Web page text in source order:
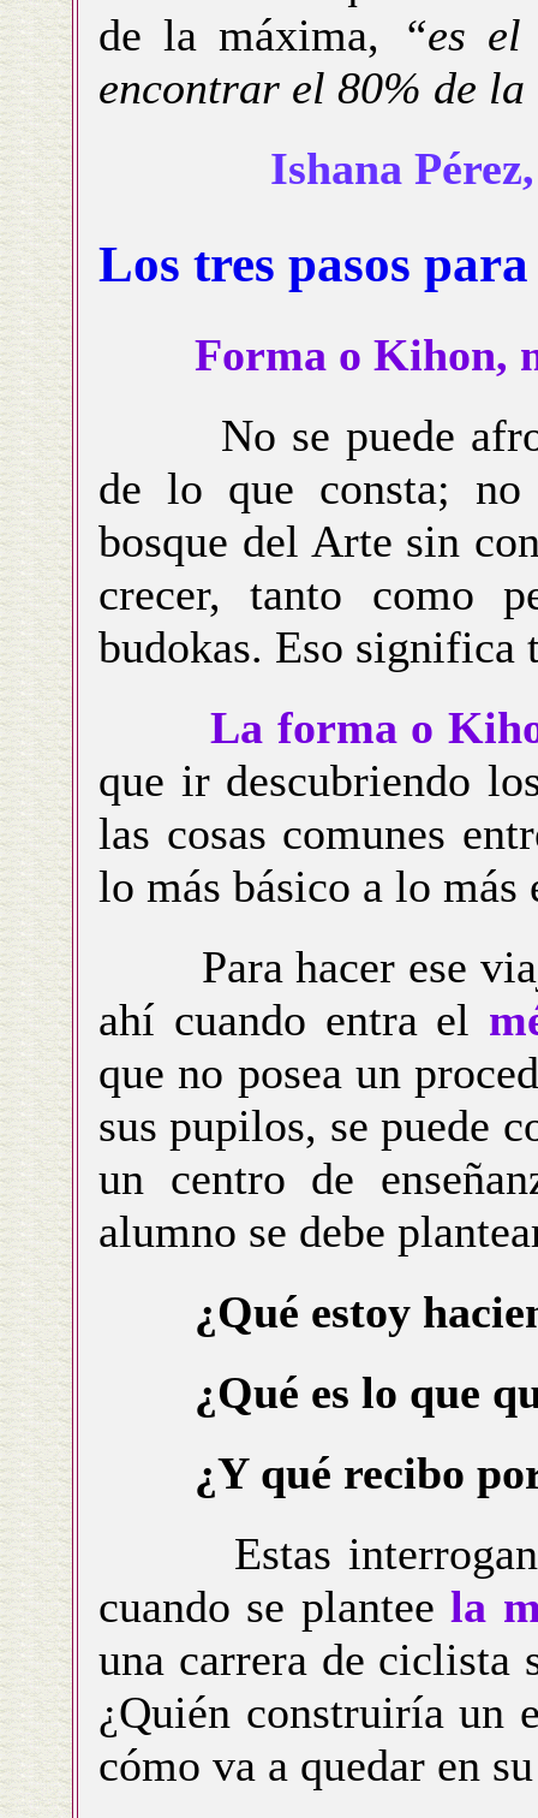
de la máxima,
“es
encontrar el 80% de la
Ishana
Los tres pasos
Forma o Kihon,
No se puede
de lo que consta; no
bosque del Arte sin
crecer, tanto como
budokas. Eso significa
La forma o
que ir descubriendo
las cosas comunes
lo más básico a lo más
Para hacer ese
ahí cuando entra el
que no posea un
sus pupilos, se puede
un centro de
alumno se debe
¿Qué estoy
¿Qué es lo que
¿Y qué recibo
Estas
cuando se planteela
una carrera de ciclista
¿Quién construiría un
cómo va a quedar en